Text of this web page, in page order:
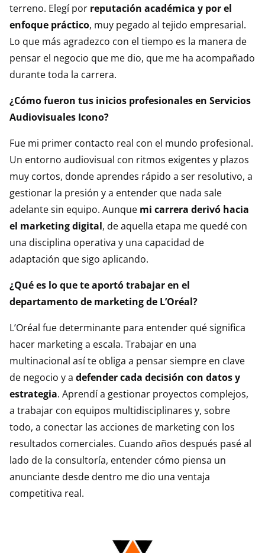
terreno. Elegí por reputación académica y por el
enfoque práctico, muy pegado al tejido empresarial.
Lo que más agradezco con el tiempo es la manera de
pensar el negocio que me dio, que me ha acompañado
durante toda la carrera.
¿Cómo fueron tus inicios profesionales en Servicios
Audiovisuales Icono?
Fue mi primer contacto real con el mundo profesional.
Un entorno audiovisual con ritmos exigentes y plazos
muy cortos, donde aprendes rápido a ser resolutivo, a
gestionar la presión y a entender que nada sale
adelante sin equipo. Aunque mi carrera derivó hacia
el marketing digital, de aquella etapa me quedé con
una disciplina operativa y una capacidad de
adaptación que sigo aplicando.
¿Qué es lo que te aportó trabajar en el
departamento de marketing de L’Oréal?
L’Oréal fue determinante para entender qué significa
hacer marketing a escala. Trabajar en una
multinacional así te obliga a pensar siempre en clave
de negocio y a defender cada decisión con datos y
estrategia. Aprendí a gestionar proyectos complejos,
a trabajar con equipos multidisciplinares y, sobre
todo, a conectar las acciones de marketing con los
resultados comerciales. Cuando años después pasé al
lado de la consultoría, entender cómo piensa un
anunciante desde dentro me dio una ventaja
competitiva real.